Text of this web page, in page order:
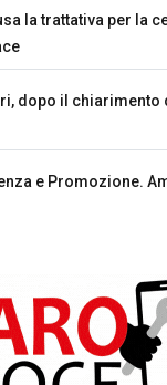
la trattativa per la
dopo il chiarimento
e Promozione.